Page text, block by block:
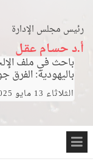
رئيس مجلس الإدارة
أ.د حسـام عقـل
باحث في ملف
باليهودية: الفرق
الثلاثاء 13 مايو 2025